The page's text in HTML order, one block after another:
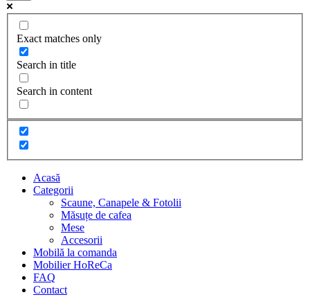
Exact matches only
Search in title
Search in content
Acasă
Categorii
Scaune, Canapele & Fotolii
Măsuțe de cafea
Mese
Accesorii
Mobilă la comanda
Mobilier HoReCa
FAQ
Contact